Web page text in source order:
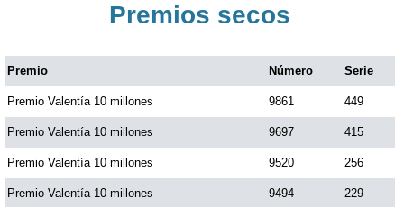
Premios secos
Premio Número Serie
Premio Valentía 10 millones 9861 449
Premio Valentía 10 millones 9697 415
Premio Valentía 10 millones 9520 256
Premio Valentía 10 millones 9494 229